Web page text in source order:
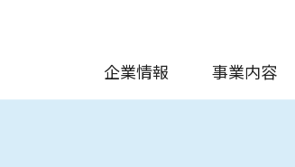
企業情報 事業内容